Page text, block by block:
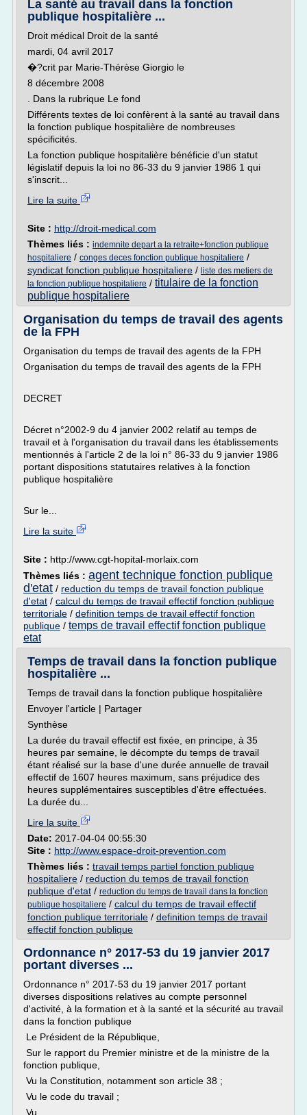
La santé au travail dans la fonction
publique hospitalière ...
Droit médical Droit de la santé
mardi, 04 avril 2017
�?crit par Marie-Thérèse Giorgio le
8 décembre 2008
. Dans la rubrique Le fond
Différents textes de loi confèrent à la santé au travail dans
la fonction publique hospitalière de nombreuses
spécificités.
La fonction publique hospitalière bénéficie d'un statut
législatif depuis la loi no 86-33 du 9 janvier 1986 1 qui
s'inscrit...
Lire la suite
Site : http://droit-medical.com
Thèmes liés : indemnite depart a la retraite+fonction publique
hospitaliere / conges deces fonction publique hospitaliere /
syndicat fonction publique hospitaliere / liste des metiers de
la fonction publique hospitaliere / titulaire de la fonction
publique hospitaliere
Organisation du temps de travail des agents
de la FPH
Organisation du temps de travail des agents de la FPH
Organisation du temps de travail des agents de la FPH
DECRET
Décret n°2002-9 du 4 janvier 2002 relatif au temps de
travail et à l'organisation du travail dans les établissements
mentionnés à l'article 2 de la loi n° 86-33 du 9 janvier 1986
portant dispositions statutaires relatives à la fonction
publique hospitalière
Sur le...
Lire la suite
Site : http://www.cgt-hopital-morlaix.com
Thèmes liés : agent technique fonction publique
d'etat / reduction du temps de travail fonction publique
d'etat / calcul du temps de travail effectif fonction publique
territoriale / definition temps de travail effectif fonction
publique / temps de travail effectif fonction publique
etat
Temps de travail dans la fonction publique
hospitalière ...
Temps de travail dans la fonction publique hospitalière
Envoyer l'article | Partager
Synthèse
La durée du travail effectif est fixée, en principe, à 35
heures par semaine, le décompte du temps de travail
étant réalisé sur la base d'une durée annuelle de travail
effectif de 1607 heures maximum, sans préjudice des
heures supplémentaires susceptibles d'être effectuées.
La durée du...
Lire la suite
Date: 2017-04-04 00:55:30
Site : http://www.espace-droit-prevention.com
Thèmes liés : travail temps partiel fonction publique
hospitaliere / reduction du temps de travail fonction
publique d'etat / reduction du temps de travail dans la fonction
publique hospitaliere / calcul du temps de travail effectif
fonction publique territoriale / definition temps de travail
effectif fonction publique
Ordonnance n° 2017-53 du 19 janvier 2017
portant diverses ...
Ordonnance n° 2017-53 du 19 janvier 2017 portant
diverses dispositions relatives au compte personnel
d'activité, à la formation et à la santé et la sécurité au travail
dans la fonction publique
Le Président de la République,
Sur le rapport du Premier ministre et de la ministre de la
fonction publique,
Vu la Constitution, notamment son article 38 ;
Vu le code du travail ;
Vu...